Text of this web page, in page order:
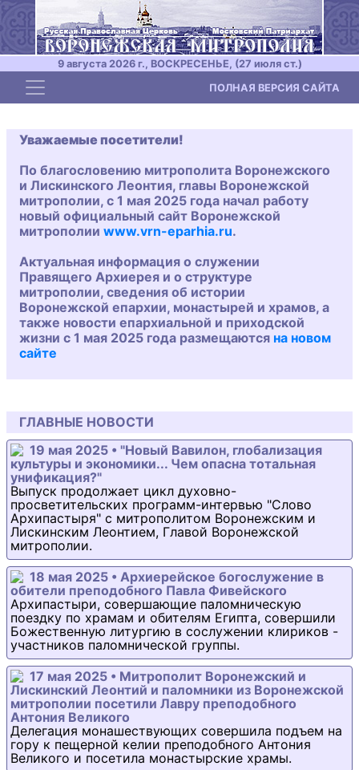
9 августа 2026 г., ВОСКРЕСЕНЬЕ, (27 июля ст.)
Toggle navigation ПОЛНАЯ ВЕРСИЯ САЙТА
Уважаемые посетители!
По благословению митрополита Воронежского
и Лискинского Леонтия, главы Воронежской
митрополии, с 1 мая 2025 года начал работу
новый официальный сайт Воронежской
митрополии www.vrn-eparhia.ru.
Актуальная информация о служении
Правящего Архиерея и о структуре
митрополии, сведения об истории
Воронежской епархии, монастырей и храмов, а
также новости епархиальной и приходской
жизни с 1 мая 2025 года размещаются на новом
сайте
ГЛАВНЫЕ НОВОСТИ
19 мая 2025 • "Новый Вавилон, глобализация
культуры и экономики... Чем опасна тотальная
унификация?"
Выпуск продолжает цикл духовно-
просветительских программ-интервью "Слово
Архипастыря" с митрополитом Воронежским и
Лискинским Леонтием, Главой Воронежской
митрополии.
18 мая 2025 • Архиерейское богослужение в
обители преподобного Павла Фивейского
Архипастыри, совершающие паломническую
поездку по храмам и обителям Египта, совершили
Божественную литургию в сослужении клириков -
участников паломнической группы.
17 мая 2025 • Митрополит Воронежский и
Лискинский Леонтий и паломники из Воронежской
митрополии посетили Лавру преподобного
Антония Великого
Делегация монашествующих совершила подъем на
гору к пещерной келии преподобного Антония
Великого и посетила монастырские храмы.